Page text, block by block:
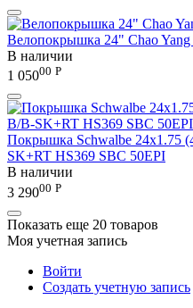
Велопокрышка 24" Chao
В наличии
1 05000 Р
Покрышка Schwalbe 24x1.75
SK+RT HS369 SBC 50EPI
В наличии
3 29000 Р
Показать еще 20 товаров
Моя учетная запись
Войти
Создать учетную запись